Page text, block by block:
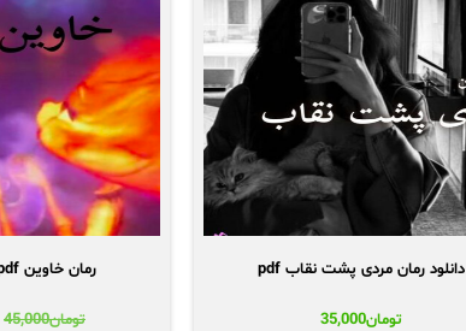
دانلود رمان مردی پشت نقاب pdf
تومان35,000
رمان خاوین pdf |اثر ساقی میر
تومان45,000